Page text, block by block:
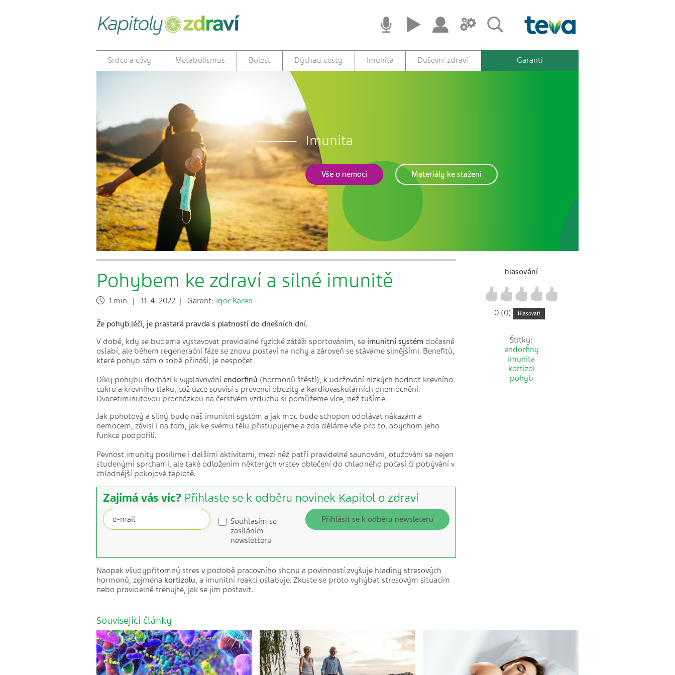
Srdce a cévy Metabolismus Bolest Dýchací cesty Imunita Duševní zdraví Garanti
Imunita
Vše o nemoci Materiály ke stažení
Pohybem ke zdraví a silné imunitě
1 min. | 11. 4. 2022 | Garant: Igor Karen
Že pohyb léčí, je prastará pravda s platností do dnešních dní.
V době, kdy se budeme vystavovat pravidelné fyzické zátěži sportováním, se imunitní systém dočasně
oslabí, ale během regenerační fáze se znovu postaví na nohy a zároveň se stáváme silnějšími. Benefitů,
které pohyb sám o sobě přináší, je nespočet.
Díky pohybu dochází k vyplavování endorfinů (hormonů štěstí), k udržování nízkých hodnot krevního
cukru a krevního tlaku, což úzce souvisí s prevencí obezity a kardiovaskulárních onemocnění.
Dvacetiminutovou procházkou na čerstvém vzduchu si pomůžeme více, než tušíme.
Jak pohotový a silný bude náš imunitní systém a jak moc bude schopen odolávat nákazám a
nemocem, závisí i na tom, jak ke svému tělu přistupujeme a zda děláme vše pro to, abychom jeho
funkce podpořili.
Pevnost imunity posílíme i dalšími aktivitami, mezi něž patří pravidelné saunování, otužování se nejen
studenými sprchami, ale také odložením některých vrstev oblečení do chladného počasí či pobývání v
chladnější pokojové teplotě.
Zajímá vás víc? Přihlaste se k odběru novinek Kapitol o zdraví
Souhlasím se
zasíláním
newsletteru
Přihlásit se k odběru newsleteru
Naopak všudypřítomný stres v podobě pracovního shonu a povinností zvyšuje hladiny stresových
hormonů, zejména kortizolu, a imunitní reakci oslabuje. Zkuste se proto vyhýbat stresovým situacím
nebo pravidelně trénujte, jak se jim postavit.
hlasování
4
3
2
1
0 (0) Hlasovat!
Štítky:
endorfiny
imunita
kortizol
pohyb
Související články